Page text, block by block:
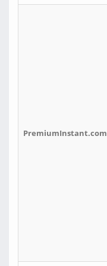
PremiumInstant.com